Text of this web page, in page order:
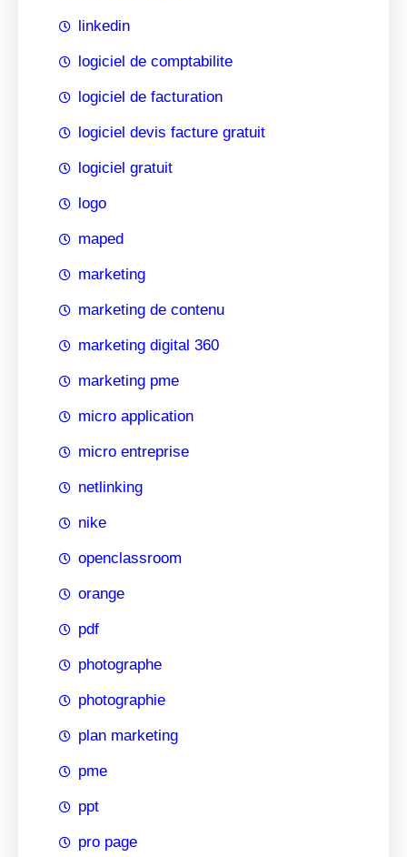
linkedin
logiciel de comptabilite
logiciel de facturation
logiciel devis facture gratuit
logiciel gratuit
logo
maped
marketing
marketing de contenu
marketing digital 360
marketing pme
micro application
micro entreprise
netlinking
nike
openclassroom
orange
pdf
photographe
photographie
plan marketing
pme
ppt
pro page